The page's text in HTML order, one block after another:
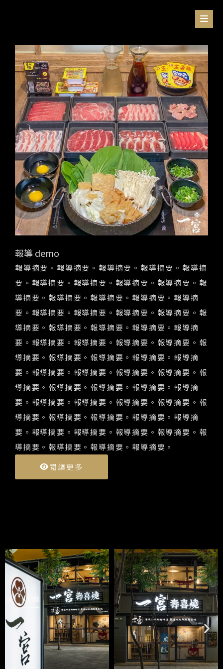
報導 demo
報導摘要。報導摘要。報導摘要。報導摘要。報導摘
要。報導摘要。報導摘要。報導摘要。報導摘要。報
導摘要。報導摘要。報導摘要。報導摘要。報導摘
要。報導摘要。報導摘要。報導摘要。報導摘要。報
導摘要。報導摘要。報導摘要。報導摘要。報導摘
要。報導摘要。報導摘要。報導摘要。報導摘要。報
導摘要。報導摘要。報導摘要。報導摘要。報導摘
要。報導摘要。報導摘要。報導摘要。報導摘要。報
導摘要。報導摘要。報導摘要。報導摘要。報導摘
要。報導摘要。報導摘要。報導摘要。報導摘要。報
導摘要。報導摘要。報導摘要。報導摘要。報導摘
要。報導摘要。報導摘要。報導摘要。報導摘要。報
導摘要。報導摘要。報導摘要。報導摘要。
閱讀更多